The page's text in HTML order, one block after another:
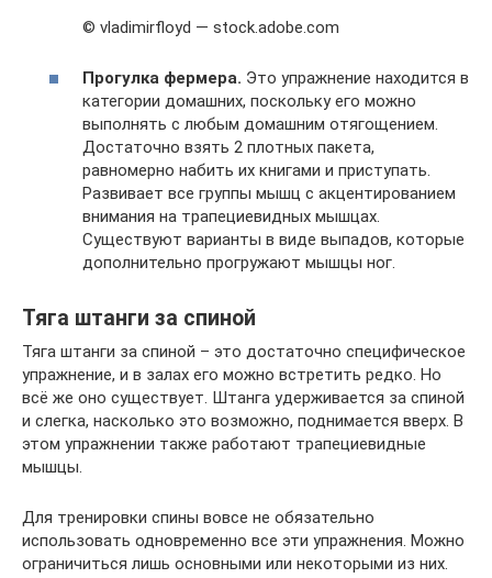
© vladimirfloyd — stock.adobe.com
Прогулка фермера. Это упражнение находится в
категории домашних, поскольку его можно
выполнять с любым домашним отягощением.
Достаточно взять 2 плотных пакета,
равномерно набить их книгами и приступать.
Развивает все группы мышц с акцентированием
внимания на трапециевидных мышцах.
Существуют варианты в виде выпадов, которые
дополнительно прогружают мышцы ног.
Тяга штанги за спиной
Тяга штанги за спиной – это достаточно специфическое
упражнение, и в залах его можно встретить редко. Но
всё же оно существует. Штанга удерживается за спиной
и слегка, насколько это возможно, поднимается вверх. В
этом упражнении также работают трапециевидные
мышцы.
Для тренировки спины вовсе не обязательно
использовать одновременно все эти упражнения. Можно
ограничиться лишь основными или некоторыми из них.